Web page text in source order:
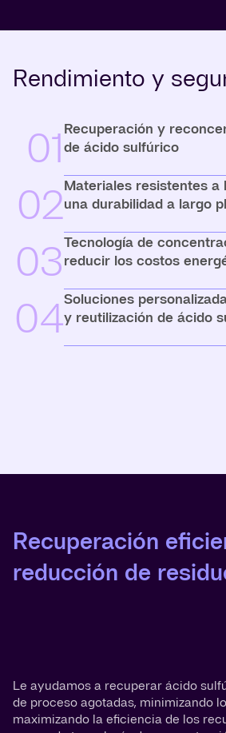
Rendimiento y
01 Recuperación y
de ácido sulfúrico
02Materiales resistentes a
una durabilidad a largo
03Tecnología de
reducir los costos
04Soluciones
y reutilización de ácido
Recuperación
reducción de
Le ayudamos a recuperar ácido
de proceso agotadas, minimizando
maximizando la eficiencia de los